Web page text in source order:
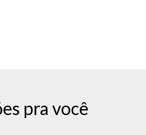
pra você